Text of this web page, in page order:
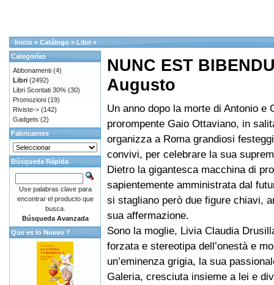
Inicio » Catálogo » Libri »
NUNC EST
Augusto
Un anno dopo la morte di Antonio e
prorompente Gaio Ottaviano, in
organizza a Roma grandiosi
convivi, per celebrare la sua
Dietro la gigantesca macchina di
sapientemente amministrata dal
si stagliano però due figure chiavi,
sua affermazione.
Sono la moglie, Livia Claudia
forzata e stereotipa dell’onestà e
un’eminenza grigia, la sua
Galeria, cresciuta insieme a lei e
Categorías
Abbonamenti (4)
Libri (2492)
Libri Scontati 30% (30)
Promozioni (19)
Riviste-> (142)
Gadgets (2)
Fabricantes
Búsqueda Rápida
Use palabras clave para
encontrar el producto que
busca.
Búsqueda Avanzada
Que es lo Nuevo ?